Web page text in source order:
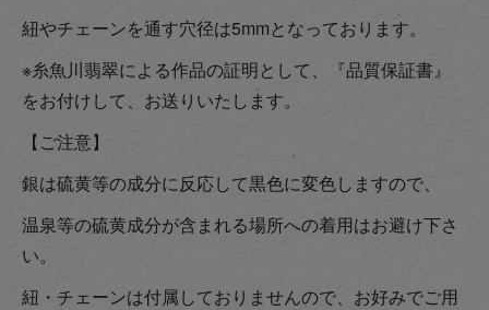
紐やチェーンを通す穴径は5mmとなっております。
※糸魚川翡翠による作品の証明として、『品質保証書』
をお付けして、お送りいたします。
【ご注意】
銀は硫黄等の成分に反応して黒色に変色しますので、
温泉等の硫黄成分が含まれる場所への着用はお避け下さ
い。
紐・チェーンは付属しておりませんので、お好みでご用